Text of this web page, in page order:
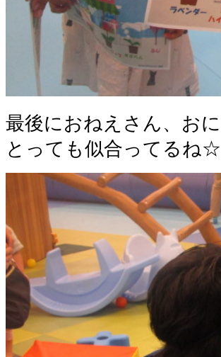
最後におねえさん、お
とっても似合ってるね☆